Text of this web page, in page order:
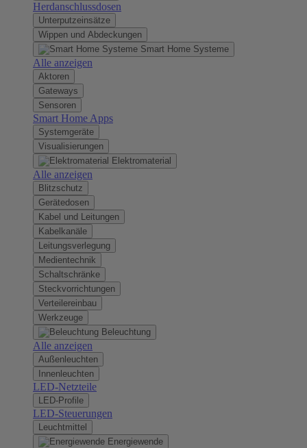
Herdanschlussdosen
Unterputzeinsätze
Wippen und Abdeckungen
Smart Home Systeme
Alle anzeigen
Aktoren
Gateways
Sensoren
Smart Home Apps
Systemgeräte
Visualisierungen
Elektromaterial
Alle anzeigen
Blitzschutz
Gerätedosen
Kabel und Leitungen
Kabelkanäle
Leitungsverlegung
Medientechnik
Schaltschränke
Steckvorrichtungen
Verteilereinbau
Werkzeuge
Beleuchtung
Alle anzeigen
Außenleuchten
Innenleuchten
LED-Netzteile
LED-Profile
LED-Steuerungen
Leuchtmittel
Energiewende